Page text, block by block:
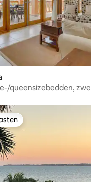
queensizebedden,